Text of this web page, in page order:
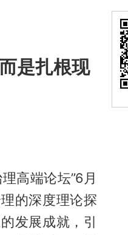
是扎根现
高端论坛”6月
的深度理论探
发展成就，引